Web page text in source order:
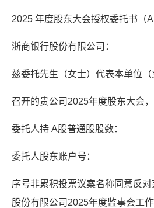
2025 年度股东大会授权委托书（A
浙商银行股份有限公司：
兹委托先生（女士）代表本单位
召开的贵公司2025年度股东大会
委托人持 A股普通股股数：
委托人股东账户号：
序号非累积投票议案名称同意反
股份有限公司2025年度监事会工